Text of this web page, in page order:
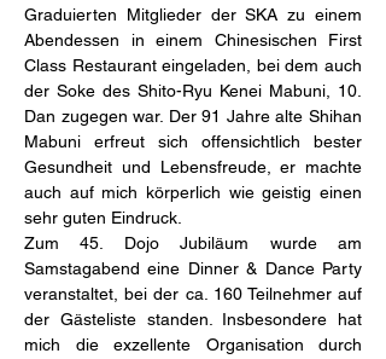
Graduierten Mitglieder der SKA zu einem
Abendessen in einem Chinesischen First
Class Restaurant eingeladen, bei dem auch
der Soke des Shito-Ryu Kenei Mabuni, 10.
Dan zugegen war. Der 91 Jahre alte Shihan
Mabuni erfreut sich offensichtlich bester
Gesundheit und Lebensfreude, er machte
auch auf mich körperlich wie geistig einen
sehr guten Eindruck.
Zum 45. Dojo Jubiläum wurde am
Samstagabend eine Dinner & Dance Party
veranstaltet, bei der ca. 160 Teilnehmer auf
der Gästeliste standen. Insbesondere hat
mich die exzellente Organisation durch